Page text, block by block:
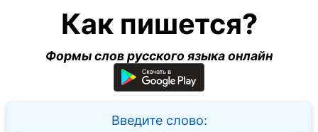
Как пишется?
Формы слов русского языка онлайн
Введите слово: